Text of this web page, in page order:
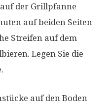
der Grillpfanne
auf beiden Seiten
Streifen auf dem
Legen Sie die
auf den Boden